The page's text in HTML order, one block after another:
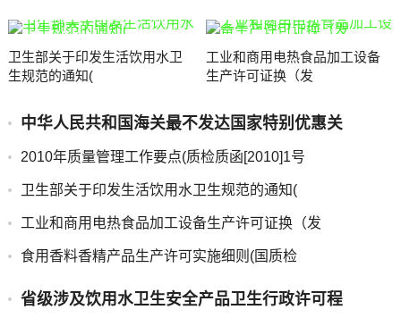
卫生部关于印发生活饮用水卫
生规范的通知(
工业和商用电热食品加工设备
生产许可证换（发
中华人民共和国海关最不发达国家特别优惠关
2010年质量管理工作要点(质检质函[2010]1号
卫生部关于印发生活饮用水卫生规范的通知(
工业和商用电热食品加工设备生产许可证换（发
食用香料香精产品生产许可实施细则(国质检
省级涉及饮用水卫生安全产品卫生行政许可程